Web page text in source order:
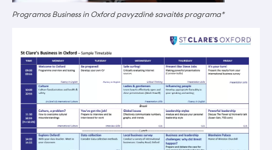
Programos Business in Oxford pavyzdinė savaitės programa*